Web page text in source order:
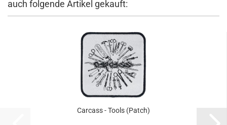
auch folgende Artikel gekauft:
Carcass - Tools (Patch)